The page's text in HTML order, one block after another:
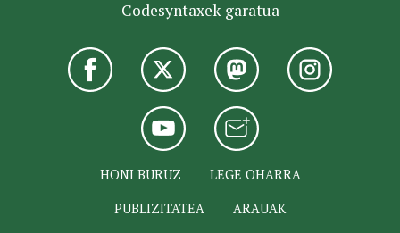
Codesyntaxek garatua
HONI BURUZ
LEGE OHARRA
PUBLIZITATEA
ARAUAK